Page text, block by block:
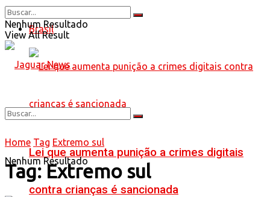
Brasil
Lei que aumenta punição a crimes digitais
contra crianças é sancionada
Nenhum Resultado
View All Result
Nenhum Resultado
Home Tag Extremo sul
Tag:Extremo sul